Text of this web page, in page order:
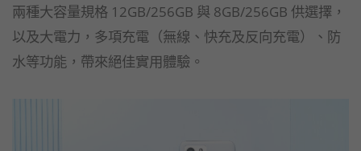
兩種大容量規格 12GB/256GB 與 8GB/256GB 供選擇，
以及大電力，多項充電（無線、快充及反向充電）、防
水等功能，帶來絕佳實用體驗。